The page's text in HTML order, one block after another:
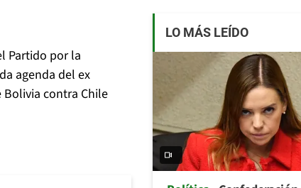
Partido por la
agenda del ex
contra Chile
LO MÁS LEÍDO